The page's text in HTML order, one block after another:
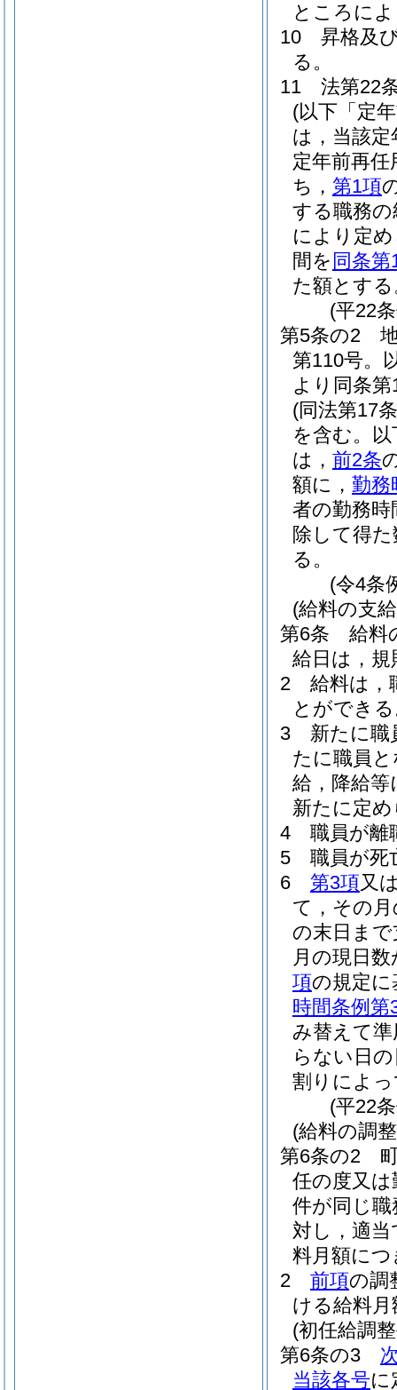
ところに
10
昇格及
る。
11
法第22
(以下「定
は，当該
定年前再
ち， 第1項
する職務
により定
間を 同条第
た額とす
(平22
第5条の2
第110号。
より同条
(同法第17
を含む。
は， 前2条
額に， 勤務
者の勤務時
除して得た
る。
(令4条
(給料の支
第6条
給料
給日は，
2
給料は，
とができ
3
新たに職
たに職員
給，降給
新たに定
4
職員が離
5
職員が死
6
第3項又
て，その
の末日ま
月の現日
項の規定に
時間条例第
み替えて
らない日
割りによ
(平22
(給料の調
第6条の2
任の度又は
件が同じ
対し，適
料月額に
2
前項の調
ける給料
(初任給調
第6条の3
当該各号に